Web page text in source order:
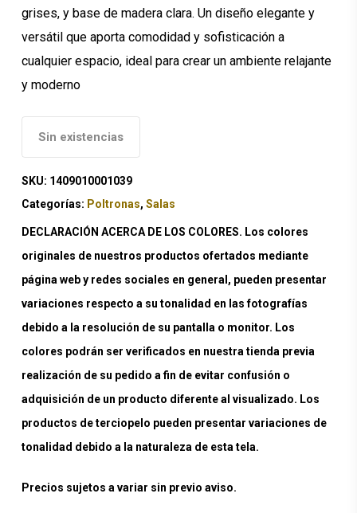
grises, y base de madera clara. Un diseño elegante y
versátil que aporta comodidad y sofisticación a
cualquier espacio, ideal para crear un ambiente relajante
y moderno
Sin existencias
SKU: 1409010001039
Categorías: Poltronas, Salas
DECLARACIÓN ACERCA DE LOS COLORES. Los colores
originales de nuestros productos ofertados mediante
página web y redes sociales en general, pueden presentar
variaciones respecto a su tonalidad en las fotografías
debido a la resolución de su pantalla o monitor. Los
colores podrán ser verificados en nuestra tienda previa
realización de su pedido a fin de evitar confusión o
adquisición de un producto diferente al visualizado. Los
productos de terciopelo pueden presentar variaciones de
tonalidad debido a la naturaleza de esta tela.
Precios sujetos a variar sin previo aviso.